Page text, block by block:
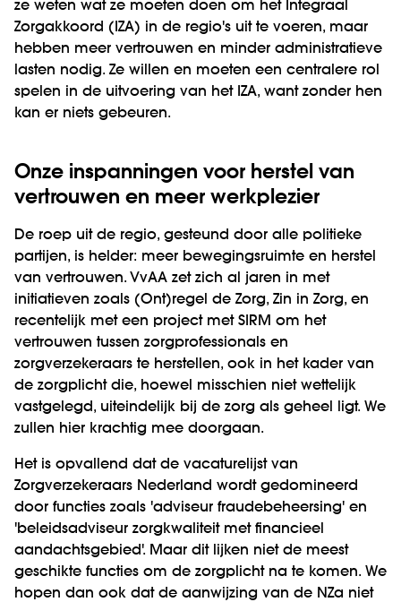
ze weten wat ze moeten doen om het Integraal
Zorgakkoord (IZA) in de regio's uit te voeren, maar
hebben meer vertrouwen en minder administratieve
lasten nodig. Ze willen en moeten een centralere rol
spelen in de uitvoering van het IZA, want zonder hen
kan er niets gebeuren.
Onze inspanningen voor herstel van
vertrouwen en meer werkplezier
De roep uit de regio, gesteund door alle politieke
partijen, is helder: meer bewegingsruimte en herstel
van vertrouwen. VvAA zet zich al jaren in met
initiatieven zoals (Ont)regel de Zorg, Zin in Zorg, en
recentelijk met een project met SIRM om het
vertrouwen tussen zorgprofessionals en
zorgverzekeraars te herstellen, ook in het kader van
de zorgplicht die, hoewel misschien niet wettelijk
vastgelegd, uiteindelijk bij de zorg als geheel ligt. We
zullen hier krachtig mee doorgaan.
Het is opvallend dat de vacaturelijst van
Zorgverzekeraars Nederland wordt gedomineerd
door functies zoals 'adviseur fraudebeheersing' en
'beleidsadviseur zorgkwaliteit met financieel
aandachtsgebied'. Maar dit lijken niet de meest
geschikte functies om de zorgplicht na te komen. We
hopen dan ook dat de aanwijzing van de NZa niet